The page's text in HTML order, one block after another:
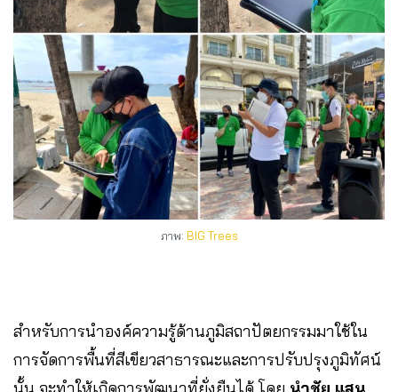
ภาพ: BIG Trees
สำหรับการนำองค์ความรู้ด้านภูมิสถาปัตยกรรมมาใช้ใน
การจัดการพื้นที่สีเขียวสาธารณะและการปรับปรุงภูมิทัศน์